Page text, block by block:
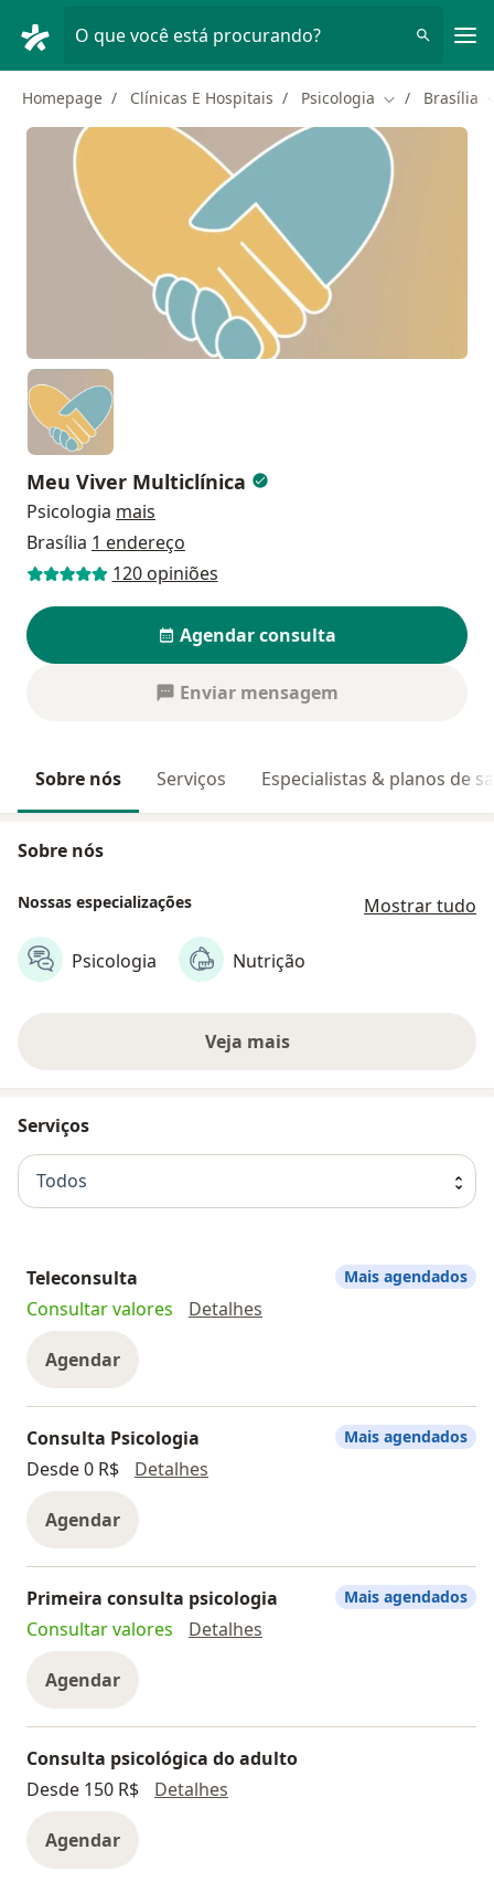
O que você está procurando?
Homepage Clínicas E Hospitais Psicologia Mudar de
Brasília
Meu Viver Multiclínica
Psicologia mais
Brasília 1 endereço
120 opiniões
Agendar consulta
Enviar mensagem
Sobre nós Serviços Especialistas & planos de
Sobre nós
Nossas especializações Mostrar tudo
Psicologia Nutrição
Veja mais
Serviços
Todos
Teleconsulta
Consultar valores
Detalhes
Agendar
Mais agendados
Consulta Psicologia
Desde 0 R$
Detalhes
Agendar
Mais agendados
Primeira consulta psicologia
Consultar valores
Detalhes
Agendar
Mais agendados
Consulta psicológica do adulto
Desde 150 R$
Detalhes
Agendar